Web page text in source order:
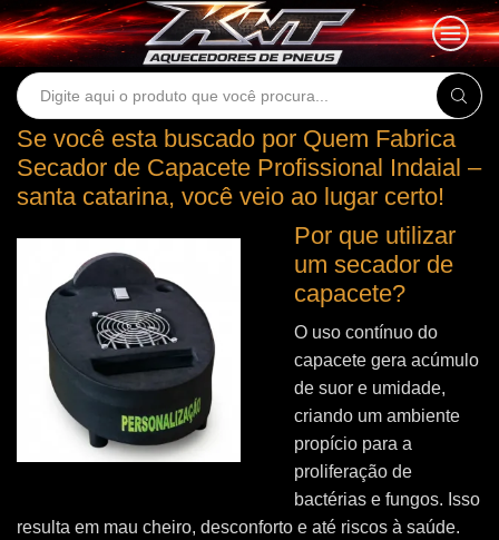
Search
Se você esta buscado por Quem Fabrica
Secador de Capacete Profissional Indaial –
santa catarina, você veio ao lugar certo!
Por que utilizar
um secador de
capacete?
O uso contínuo do
capacete gera acúmulo
de suor e umidade,
criando um ambiente
propício para a
proliferação de
bactérias e fungos. Isso
resulta em mau cheiro, desconforto e até riscos à saúde.